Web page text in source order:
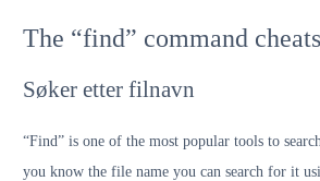
The “find” command
Søker etter filnavn
“Find” is one of the most popular tools to
you know the file name you can search for it